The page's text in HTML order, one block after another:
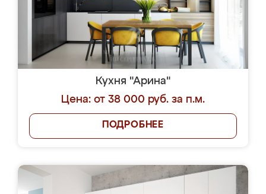
Кухня "Арина"
Цена: от 38 000 руб. за п.м.
ПОДРОБНЕЕ